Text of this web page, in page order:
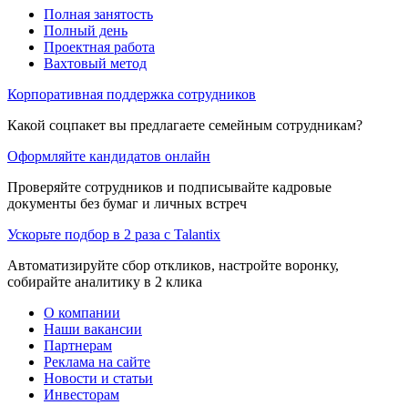
Полная занятость
Полный день
Проектная работа
Вахтовый метод
Корпоративная поддержка сотрудников
Какой соцпакет вы предлагаете семейным сотрудникам?
Оформляйте кандидатов онлайн
Проверяйте сотрудников и подписывайте кадровые
документы без бумаг и личных встреч
Ускорьте подбор в 2 раза с Talantix
Автоматизируйте сбор откликов, настройте воронку,
собирайте аналитику в 2 клика
О компании
Наши вакансии
Партнерам
Реклама на сайте
Новости и статьи
Инвесторам